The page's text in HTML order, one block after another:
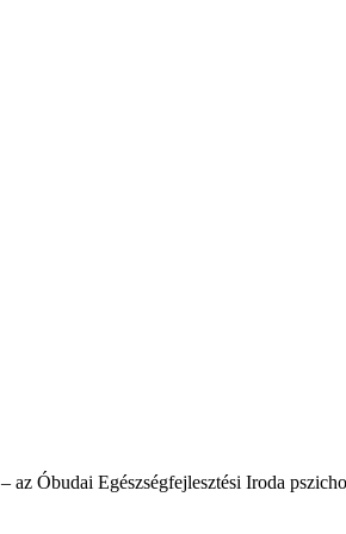
– az Óbudai Egészségfejlesztési Iroda